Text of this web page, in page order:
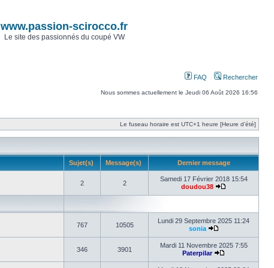
www.passion-scirocco.fr
Le site des passionnés du coupé VW
FAQ Rechercher
Nous sommes actuellement le Jeudi 06 Août 2026 16:56
Le fuseau horaire est UTC+1 heure [Heure d’été]
Sujet(s) Message(s) Dernier message
2 2
Samedi 17 Février 2018 15:54
doudou38
767 10505
Lundi 29 Septembre 2025 11:24
sonia
346 3901
Mardi 11 Novembre 2025 7:55
Paterpilar